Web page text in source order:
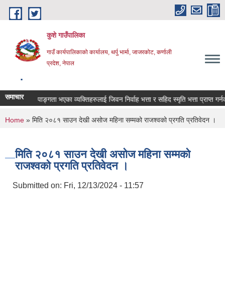
Skip to main content
कुशे गाउँपालिका
गाउँ कार्यपालिकाको कार्यालय, थर्पु भार्मा, जाजरकोट, कर्णाली
प्रदेश, नेपाल
.
समाचार
घाइते अपाङ्गता भएका व्यक्तिहरुलाई जिवन निर्वाह भत्ता र सहिद स्मृति भत्ता प्राप्त गर्नका
You are here
Home » मिति २०८१ साउन देखी असोज महिना सम्मको राजश्वको प्रगति प्रतिवेदन ।
मिति २०८१ साउन देखी असोज महिना सम्मको
राजश्वको प्रगति प्रतिवेदन ।
Submitted on: Fri, 12/13/2024 - 11:57